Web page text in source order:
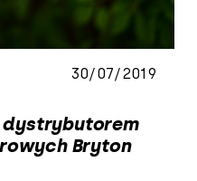
30/07/2019
Bryton